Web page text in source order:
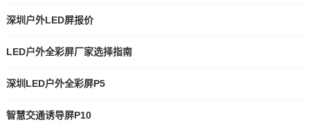
深圳户外LED屏报价
LED户外全彩屏厂家选择指南
深圳LED户外全彩屏P5
智慧交通诱导屏P10